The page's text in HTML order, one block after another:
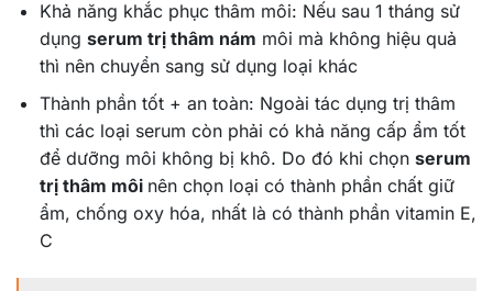
Khả năng khắc phục thâm môi: Nếu sau 1 tháng sử
dụng serum trị thâm nám môi mà không hiệu quả
thì nên chuyển sang sử dụng loại khác
Thành phần tốt + an toàn: Ngoài tác dụng trị thâm
thì các loại serum còn phải có khả năng cấp ẩm tốt
để dưỡng môi không bị khô. Do đó khi chọn serum
trị thâm môi nên chọn loại có thành phần chất giữ
ẩm, chống oxy hóa, nhất là có thành phần vitamin E,
C